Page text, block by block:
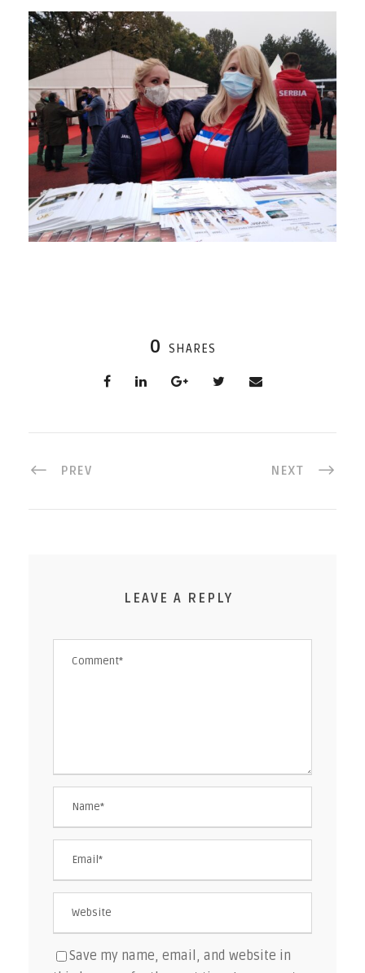
0 SHARES
PREV NEXT
LEAVE A REPLY
Save my name, email, and website in